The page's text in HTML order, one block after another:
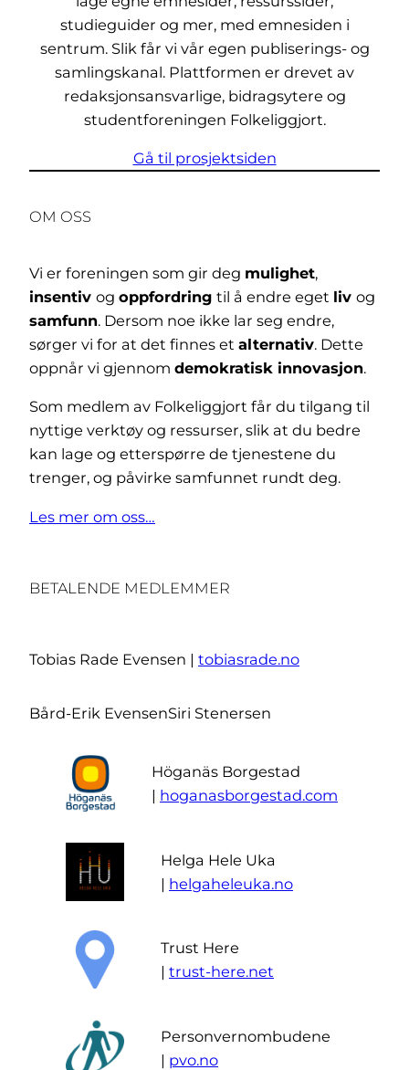
studieguider og mer, med emnesiden i
sentrum. Slik får vi vår egen publiserings- og
samlingskanal. Plattformen er drevet av
redaksjonsansvarlige, bidragsytere og
studentforeningen Folkeliggjort.
Gå til prosjektsiden
OM OSS
Vi er foreningen som gir deg mulighet,
insentiv og oppfordring til å endre eget liv og
samfunn. Dersom noe ikke lar seg endre,
sørger vi for at det finnes et alternativ. Dette
oppnår vi gjennom demokratisk innovasjon.
Som medlem av Folkeliggjort får du tilgang til
nyttige verktøy og ressurser, slik at du bedre
kan lage og etterspørre de tjenestene du
trenger, og påvirke samfunnet rundt deg.
Les mer om oss…
BETALENDE MEDLEMMER
Tobias Rade Evensen | tobiasrade.no
Bård-Erik EvensenSiri Stenersen
Höganäs Borgestad
| hoganasborgestad.com
Helga Hele Uka
| helgaheleuka.no
Trust Here
| trust-here.net
Personvernombudene
| pvo.no